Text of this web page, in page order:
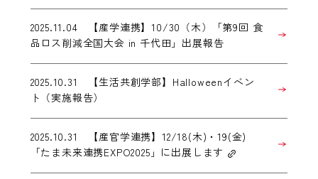
2025.11.04 【産学連携】10/30（木）「第9回 食
品ロス削減全国大会 in 千代田」出展報告
2025.10.31 【生活共創学部】Halloweenイベン
ト（実施報告）
2025.10.31 【産官学連携】12/18(木)・19(金)
「たま未来連携EXPO2025」に出展します